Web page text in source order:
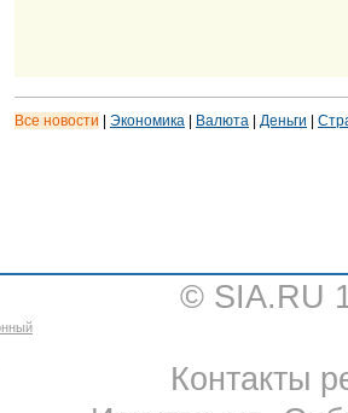
Все новости Экономика Валюта Деньги
© SIA.RU
Контакты